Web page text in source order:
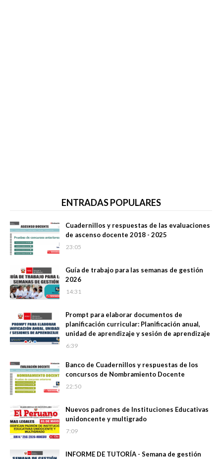
ENTRADAS POPULARES
Cuadernillos y respuestas de las evaluaciones
de ascenso docente 2018 - 2025
23:05
Guía de trabajo para las semanas de gestión
2026
14:31
Prompt para elaborar documentos de
planificación curricular: Planificación anual,
unidad de aprendizaje y sesión de aprendizaje
6:39
Banco de Cuadernillos y respuestas de los
concursos de Nombramiento Docente
22:50
Nuevos padrones de Instituciones Educativas
unidoncente y multigrado
7:09
INFORME DE TUTORÍA - Semana de gestión